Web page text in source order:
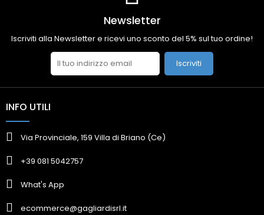
Newsletter
Iscriviti alla Newsletter e ricevi uno sconto del 5% sul tuo ordine!
Iscriviti
INFO UTILI
Via Provinciale, 159 Villa di Briano (Ce)
+39 081 5042757
What's App
ecommerce@gagliardisrl.it